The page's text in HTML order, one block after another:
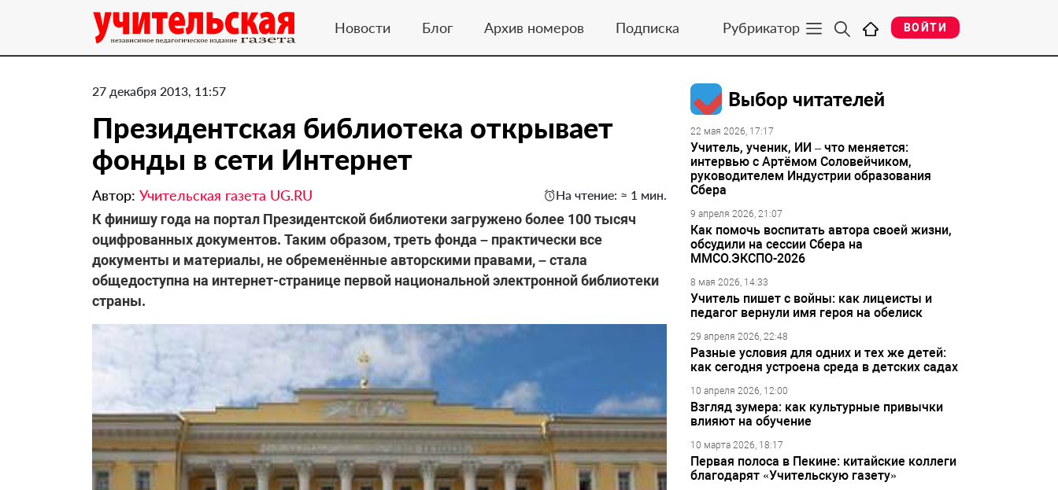
Новости Блог Архив номеров Подписка Рубрикатор ВОЙТИ
27 декабря 2013, 11:57
Президентская библиотека открывает
фонды в сети Интернет
Автор: Учительская газета UG.RU На чтение: ≈ 1 мин.
К финишу года на портал Президентской библиотеки загружено более 100 тысяч
оцифрованных документов. Таким образом, треть фонда – практически все
документы и материалы, не обременённые авторскими правами, – стала
общедоступна на интернет-странице первой национальной электронной библиотеки
страны.
Выбор читателей
22 мая 2026, 17:17
Учитель, ученик, ИИ – что меняется:
интервью с Артёмом Соловейчиком,
руководителем Индустрии образования
Сбера
9 апреля 2026, 21:07
Как помочь воспитать автора своей жизни,
обсудили на сессии Сбера на
ММСО.ЭКСПО-2026
8 мая 2026, 14:33
Учитель пишет с войны: как лицеисты и
педагог вернули имя героя на обелиск
29 апреля 2026, 22:48
Разные условия для одних и тех же детей:
как сегодня устроена среда в детских садах
10 апреля 2026, 12:00
Взгляд зумера: как культурные привычки
влияют на обучение
10 марта 2026, 18:17
Первая полоса в Пекине: китайские коллеги
благодарят «Учительскую газету»